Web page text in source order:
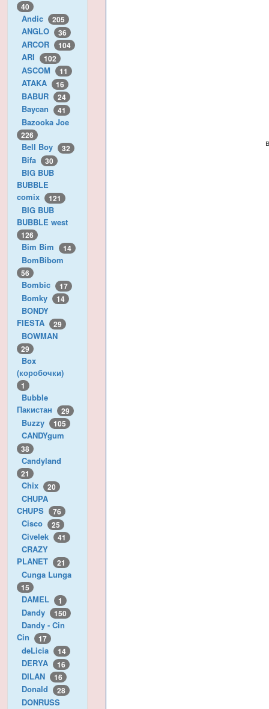
40
Andic 205
ANGLO 36
ARCOR 104
ARI 102
ASCOM 11
ATAKA 16
BABUR 24
Baycan 41
Bazooka Joe
226
Bell Boy 32
Bifa 30
BIG BUB
BUBBLE
comix
121
BIG BUB
BUBBLE west
126
Bim Bim 14
BomBibom
56
Bombic 17
Bomky 14
BONDY
FIESTA
29
BOWMAN
29
Box
(коробочки)
1
Bubble
Пакистан
29
Buzzy 105
CANDYgum
38
Candyland
21
Chix 20
CHUPA
CHUPS
76
Cisco 25
Civelek 41
CRAZY
PLANET
21
Cunga Lunga
15
DAMEL 1
Dandy 150
Dandy - Cin
Cin
17
deLicia 14
DERYA 16
DILAN 16
Donald 28
DONRUSS